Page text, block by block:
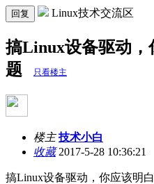
回复 Linux技术交流区
搞Linux设备驱动，
题
只看楼主
楼主 技术小白
收藏2017-5-28 10:36:21
搞Linux设备驱动，你应该明